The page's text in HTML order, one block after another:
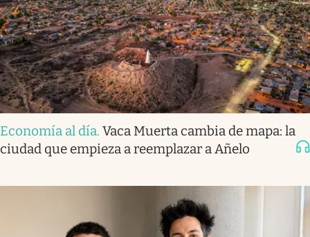
Economía al día. Vaca Muerta cambia de mapa: la
ciudad que empieza a reemplazar a Añelo